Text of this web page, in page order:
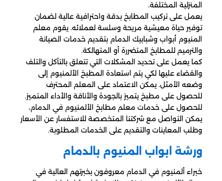
المنزلية المختلفة.
يعمل على تركيب المطابخ بدقة واحترافية عالية لضمان
توفير حياة معيشية مريحة وسلسة لعملائه. يقوم معلم
المنيوم أبواب وشبابيك الدمام بتقديم خدمات الصيانة
والترميم للمطابخ المتضررة أو المتهالكة.
كما يعمل على تحديد المشكلات التي تتعلق بالتآكل والتلف
والقضاء عليها لكي يتم استعادة المطبخ الألمنيوم إلى
وضعه الأمثل. يمكن الاعتماد على المعلم المحترف
للحصول على مطبخ يتميز بالجودة والأناقة والأداء المتميز.
للحصول على خدمات معلم مطابخ الألمنيوم في الدمام،
يمكن التواصل مع شركتنا المتخصصة للاستفسار عن الأسعار
وطلب المعاينات والتقديم على الخدمات المطلوبة.
ورشة ابواب المنيوم بالدمام
خبراء ألمنيوم في الدمام معروفون بخبرتهم العالية في